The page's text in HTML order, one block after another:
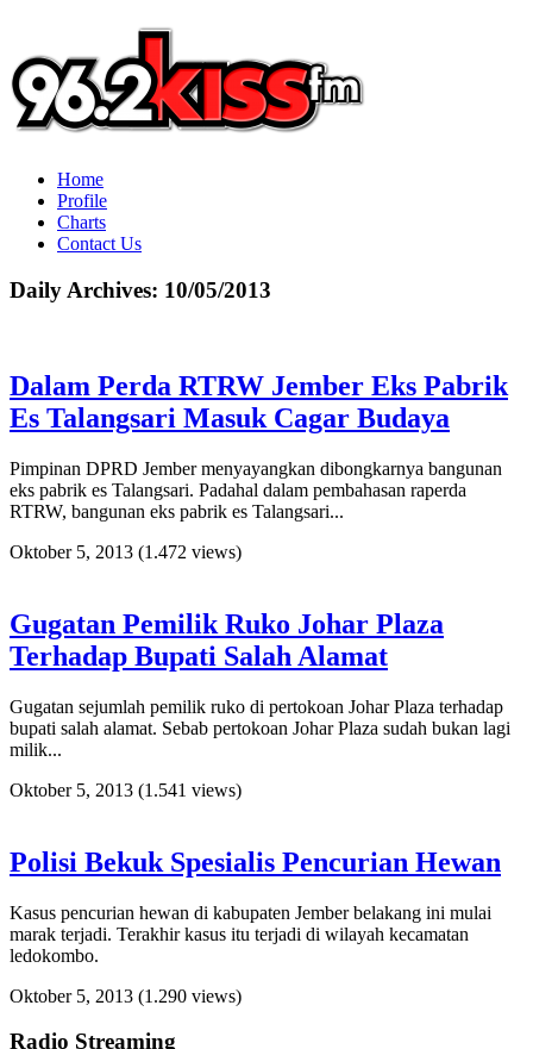
Home
Profile
Charts
Contact Us
Daily Archives: 10/05/2013
Dalam Perda RTRW Jember Eks Pabrik
Es Talangsari Masuk Cagar Budaya
Pimpinan DPRD Jember menyayangkan dibongkarnya bangunan
eks pabrik es Talangsari. Padahal dalam pembahasan raperda
RTRW, bangunan eks pabrik es Talangsari...
Oktober 5, 2013 (1.472 views)
Gugatan Pemilik Ruko Johar Plaza
Terhadap Bupati Salah Alamat
Gugatan sejumlah pemilik ruko di pertokoan Johar Plaza terhadap
bupati salah alamat. Sebab pertokoan Johar Plaza sudah bukan lagi
milik...
Oktober 5, 2013 (1.541 views)
Polisi Bekuk Spesialis Pencurian Hewan
Kasus pencurian hewan di kabupaten Jember belakang ini mulai
marak terjadi. Terakhir kasus itu terjadi di wilayah kecamatan
ledokombo.
Oktober 5, 2013 (1.290 views)
Radio Streaming